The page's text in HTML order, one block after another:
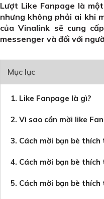
Lượt Like Fanpage là
nhưng không phải ai khi
của Vinalink sẽ cung
messenger và đối với
Mục lục
1. Like Fanpage là gì?
2. Vì sao cần mời like
3. Cách mời bạn bè
4. Cách mời bạn bè
5. Cách mời bạn bè